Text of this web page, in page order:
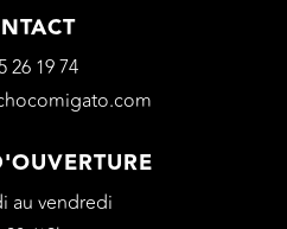
26 19 74
au vendredi